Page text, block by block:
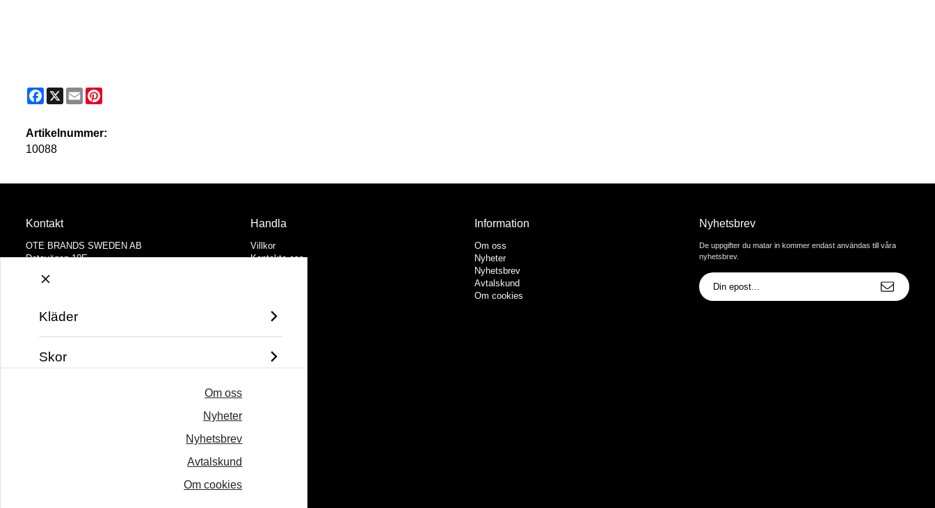
Kläder
Skor
Facebook
X Email
Artikelnummer:
10088
Kontakt
OTE BRANDS SWEDEN AB
Datavägen 10E
Vi prioriterar snabb service och göra vårt bästa
för att återkomma till dig inom 24 timmar
Handla
Villkor
Kontakta oss
Information
Om oss
Nyheter
Nyhetsbrev
Avtalskund
Om cookies
Nyhetsbrev
De uppgifter du matar in kommer endast användas till våra
nyhetsbrev.
E-
postadress
Om oss
Nyheter
Nyhetsbrev
Avtalskund
Om cookies